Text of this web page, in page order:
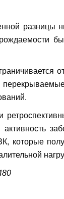
разницы
которые